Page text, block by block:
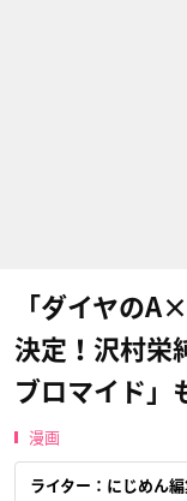
「ダイヤの
決定！沢村栄
ブロマイド」
漫画
ライター：にじめん